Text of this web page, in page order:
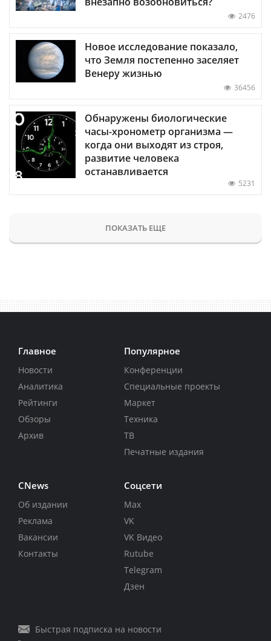
2476
Новое исследование показало,
что Земля постепенно заселяет
Венеру жизнью
36456
Обнаружены биологические
часы-хронометр организма —
когда они выходят из строя,
развитие человека
останавливается
5231
ПОКАЗАТЬ ЕЩЕ
Главное
Новости
Аналитика
Рейтинги
Обзоры
Архив
Популярное
Конференции
Специальные проекты
Маркет
Техника
ТВ
Печатные издания
CNews
Об издании
Реклама
Вакансии
Контакты
Соцсети
Max
VK
VK Видео
Rutube
Telegram
Дзен
Быстрая подписка на новости